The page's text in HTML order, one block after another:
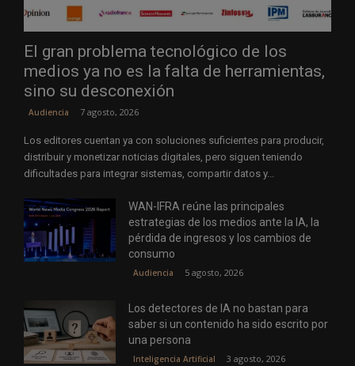
El gran problema tecnológico de los
medios ya no es la falta de herramientas,
sino su desconexión
Audiencia 7 agosto, 2026
Los editores cuentan ya con soluciones suficientes para producir,
distribuir y monetizar noticias digitales, pero siguen teniendo
dificultades para integrar sistemas, compartir datos y...
WAN-IFRA reúne las principales
estrategias de los medios ante la IA, la
pérdida de ingresos y los cambios de
consumo
Audiencia 5 agosto, 2026
Los detectores de IA no bastan para
saber si un contenido ha sido escrito por
una persona
Inteligencia Artificial 3 agosto, 2026